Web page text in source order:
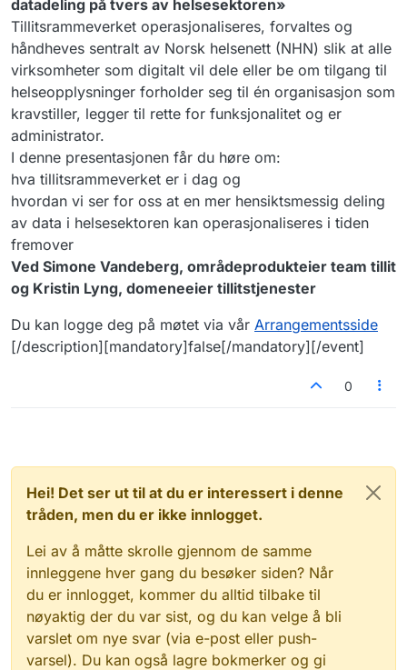
datadeling på tvers av helsesektoren»
Tillitsrammeverket operasjonaliseres, forvaltes og
håndheves sentralt av Norsk helsenett (NHN) slik at alle
virksomheter som digitalt vil dele eller be om tilgang til
helseopplysninger forholder seg til én organisasjon som
kravstiller, legger til rette for funksjonalitet og er
administrator.
I denne presentasjonen får du høre om:
hva tillitsrammeverket er i dag og
hvordan vi ser for oss at en mer hensiktsmessig deling
av data i helsesektoren kan operasjonaliseres i tiden
fremover
Ved Simone Vandeberg, områdeprodukteier team tillit
og Kristin Lyng, domeneeier tillitstjenester
Du kan logge deg på møtet via vår Arrangementsside
[/description][mandatory]false[/mandatory][/event]
0
Hei! Det ser ut til at du er interessert i denne
tråden, men du er ikke innlogget.
Lei av å måtte skrolle gjennom de samme
innleggene hver gang du besøker siden? Når
du er innlogget, kommer du alltid tilbake til
nøyaktig der du var sist, og du kan velge å bli
varslet om nye svar (via e-post eller push-
varsel). Du kan også lagre bokmerker og gi